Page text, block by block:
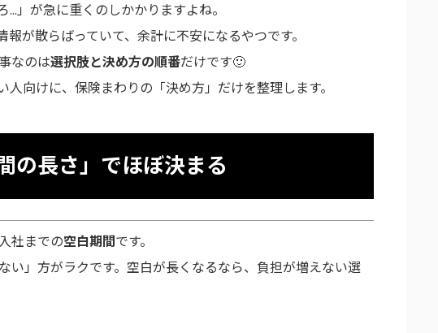
」が急に重くのしかかりますよね。
が散らばっていて、余計に不安になるやつです。
なのは選択肢と決め方の順番だけです🙂
向けに、保険まわりの「決め方」だけを整理します。
の長さ」でほぼ決まる
社までの空白期間です。
」方がラクです。空白が長くなるなら、負担が増えない選